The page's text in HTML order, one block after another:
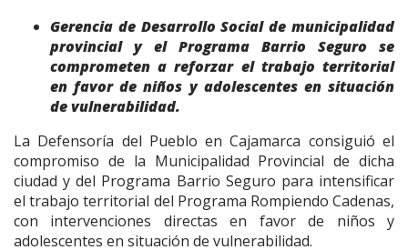
Gerencia de Desarrollo Social de municipalidad
provincial y el Programa Barrio Seguro se
comprometen a reforzar el trabajo territorial
en favor de niños y adolescentes en situación
de vulnerabilidad.
La Defensoría del Pueblo en Cajamarca consiguió el
compromiso de la Municipalidad Provincial de dicha
ciudad y del Programa Barrio Seguro para intensificar
el trabajo territorial del Programa Rompiendo Cadenas,
con intervenciones directas en favor de niños y
adolescentes en situación de vulnerabilidad.